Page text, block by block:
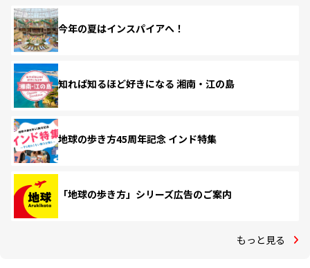
今年の夏はインスパイアへ！
知れば知るほど好きになる 湘南・江の島
地球の歩き方45周年記念 インド特集
「地球の歩き方」シリーズ広告のご案内
もっと見る